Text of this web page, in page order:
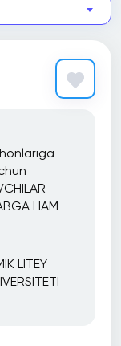
HAM
LITEY